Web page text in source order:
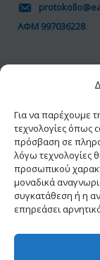
Για να παρέχουμε
τεχνολογίες όπως
πρόσβαση σε
λόγω τεχνολογίες
προσωπικού
μοναδικά
συγκατάθεση ή η
επηρεάσει
ΑΦΜ 997036228
ΠΟΛΙΤΙΚΗ GDPR
Προσωπικά
Πολιτική
Δήλωση